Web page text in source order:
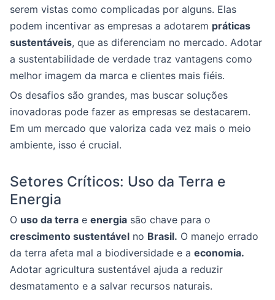
serem vistas como complicadas por alguns. Elas
podem incentivar as empresas a adotarem práticas
sustentáveis, que as diferenciam no mercado. Adotar
a sustentabilidade de verdade traz vantagens como
melhor imagem da marca e clientes mais fiéis.
Os desafios são grandes, mas buscar soluções
inovadoras pode fazer as empresas se destacarem.
Em um mercado que valoriza cada vez mais o meio
ambiente, isso é crucial.
Setores Críticos: Uso da Terra e
Energia
O uso da terra e energia são chave para o
crescimento sustentável no Brasil. O manejo errado
da terra afeta mal a biodiversidade e a economia.
Adotar agricultura sustentável ajuda a reduzir
desmatamento e a salvar recursos naturais.